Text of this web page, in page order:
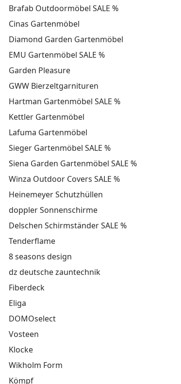
Brafab Outdoormöbel SALE %
Cinas Gartenmöbel
Diamond Garden Gartenmöbel
EMU Gartenmöbel SALE %
Garden Pleasure
GWW Bierzeltgarnituren
Hartman Gartenmöbel SALE %
Kettler Gartenmöbel
Lafuma Gartenmöbel
Sieger Gartenmöbel SALE %
Siena Garden Gartenmöbel SALE %
Winza Outdoor Covers SALE %
Heinemeyer Schutzhüllen
doppler Sonnenschirme
Delschen Schirmständer SALE %
Tenderflame
8 seasons design
dz deutsche zauntechnik
Fiberdeck
Eliga
DOMOselect
Vosteen
Klocke
Wikholm Form
Kömpf